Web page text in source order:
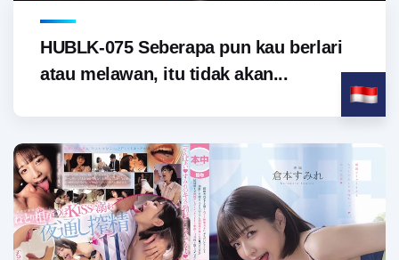
HUBLK-075 Seberapa pun kau berlari
atau melawan, itu tidak akan...